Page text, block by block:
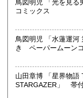
メール
わせください。
お取引内容は、ご依
しく説明した文章を
取り扱い分野
趣味、サブカルチャ
女優・アイドル・グ
鳥図明児 「光を見
コミックス
鳥図明児 「水蓮運
き ペーパームーン
山田章博 「星界物語
STARGAZER」 帯